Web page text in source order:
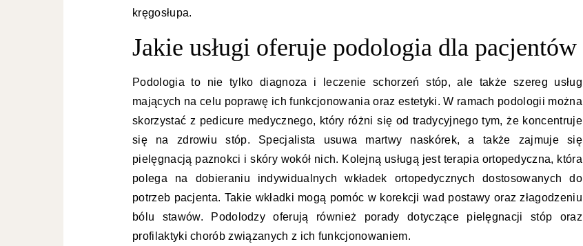
kręgosłupa.
Jakie usługi oferuje podologia dla pacjentów
Podologia to nie tylko diagnoza i leczenie schorzeń stóp, ale także szereg usług
mających na celu poprawę ich funkcjonowania oraz estetyki. W ramach podologii można
skorzystać z pedicure medycznego, który różni się od tradycyjnego tym, że koncentruje
się na zdrowiu stóp. Specjalista usuwa martwy naskórek, a także zajmuje się
pielęgnacją paznokci i skóry wokół nich. Kolejną usługą jest terapia ortopedyczna, która
polega na dobieraniu indywidualnych wkładek ortopedycznych dostosowanych do
potrzeb pacjenta. Takie wkładki mogą pomóc w korekcji wad postawy oraz złagodzeniu
bólu stawów. Podolodzy oferują również porady dotyczące pielęgnacji stóp oraz
profilaktyki chorób związanych z ich funkcjonowaniem.